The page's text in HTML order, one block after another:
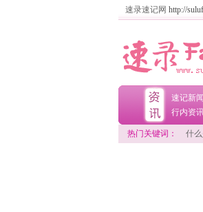
速录速记网 http://
速记新闻
行内资
热门关键词： 什